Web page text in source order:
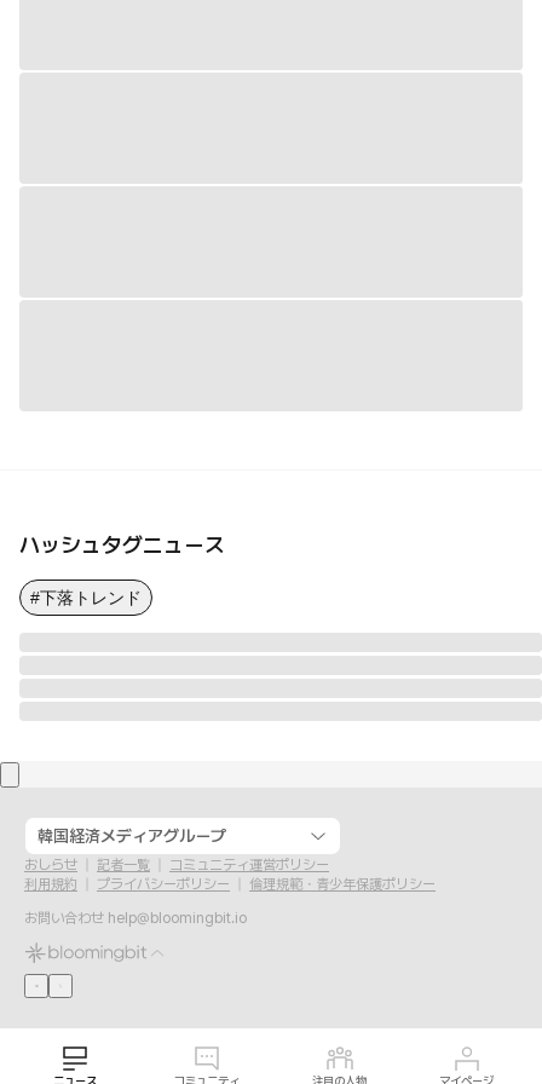
ハッシュタグニュース
#下落トレンド
韓国経済メディアグループ
おしらせ 記者一覧
コミュニティ運営ポリシー
利用規約
プライバシーポリシー
倫理規範・青少年保護ポリシー
お問い合わせ help@bloomingbit.io
ニュース コミュニティ 注目の人物 マイページ